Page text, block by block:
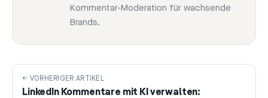
Kommentar-Moderation für wachsende
Brands.
← VORHERIGER ARTIKEL
LinkedIn Kommentare mit KI verwalten: